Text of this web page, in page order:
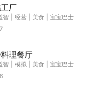
厂
智 经营 美食
宝宝巴士
理餐厅
智 模拟 美食
宝宝巴士